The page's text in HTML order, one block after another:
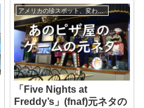
「Five Nights at
Freddy’s」(fnaf)元ネタの